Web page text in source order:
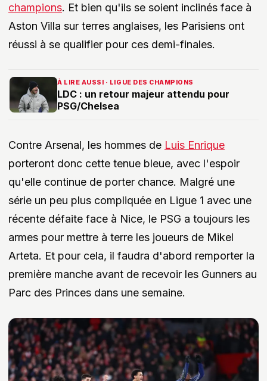
champions. Et bien qu'ils se soient inclinés face à
Aston Villa sur terres anglaises, les Parisiens ont
réussi à se qualifier pour ces demi-finales.
À LIRE AUSSI · LIGUE DES CHAMPIONS
LDC : un retour majeur attendu pour
PSG/Chelsea
Contre Arsenal, les hommes de Luis Enrique
porteront donc cette tenue bleue, avec l'espoir
qu'elle continue de porter chance. Malgré une
série un peu plus compliquée en Ligue 1 avec une
récente défaite face à Nice, le PSG a toujours les
armes pour mettre à terre les joueurs de Mikel
Arteta. Et pour cela, il faudra d'abord remporter la
première manche avant de recevoir les Gunners au
Parc des Princes dans une semaine.